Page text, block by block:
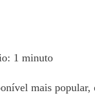
1 minuto
mais popular,